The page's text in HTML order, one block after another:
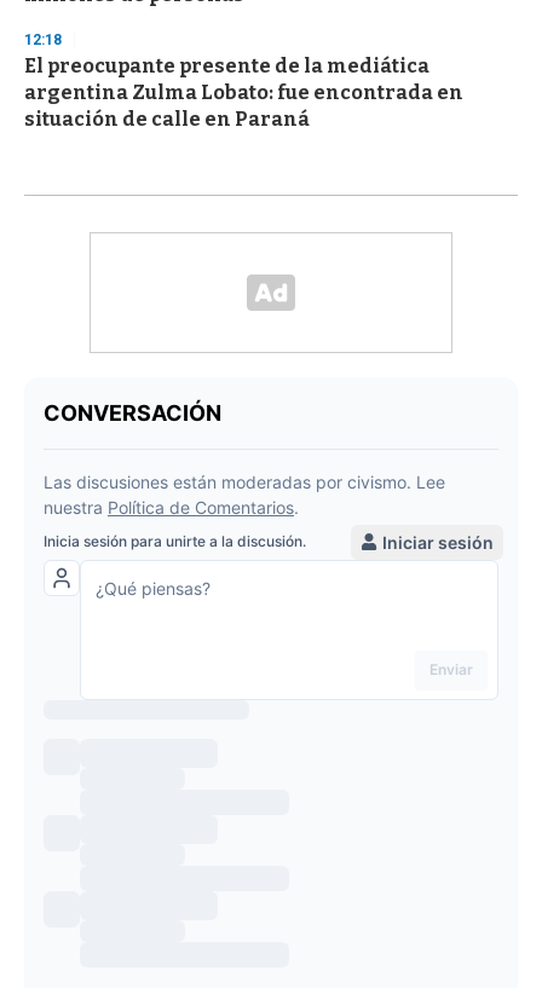
12:18
El preocupante presente de la mediática
argentina Zulma Lobato: fue encontrada en
situación de calle en Paraná